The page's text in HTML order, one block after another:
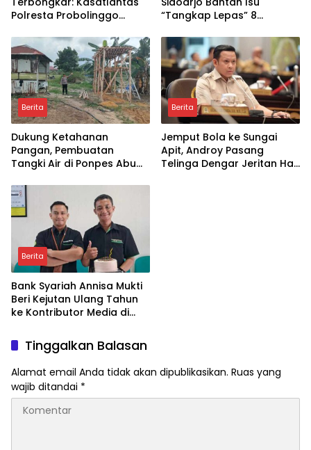
Polresta Probolinggo
Pungli dan Setoran Rutin
“Tangkap Lepas” 8
Sabu di Porong, Tegaskan
Informasi Tidak Benar
Berita
Dukung Ketahanan
Pangan, Pembuatan
Tangki Air di Ponpes Abu
Berita
Jemput Bola ke Sungai
Apit, Androy Pasang
Telinga Dengar Jeritan Hati
Berita
Bank Syariah Annisa Mukti
Beri Kejutan Ulang Tahun
ke Kontributor Media di
Tinggalkan Balasan
Alamat email Anda tidak akan dipublikasikan. Ruas yang
wajib ditandai *